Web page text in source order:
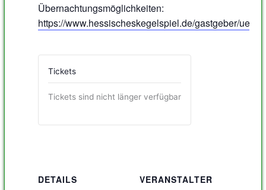
Übernachtungsmöglichkeiten:
https://www.hessischeskegelspiel.de/gastgeber/
DETAILS
VERANSTALTER
Tickets
Tickets sind nicht länger verfügbar